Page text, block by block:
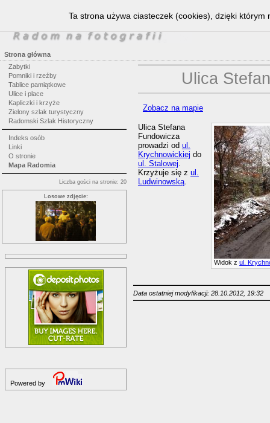
Strona główna
Zabytki
Pomniki i rzeźby
Tablice pamiątkowe
Ulice i place
Kapliczki i krzyże
Zielony szlak turystyczny
Radomski Szlak Historyczny
Indeks osób
Linki
O stronie
Mapa Radomia
Liczba gości na stronie: 20
Losowe zdjęcie:
Powered by
Ulica
Zobacz na mapie
Widok zul.
Ulica Stefana
Fundowicza
prowadzi od ul.
Krychnowickiej do
ul. Stalowej.
Krzyżuje się z ul.
Ludwinowską.
Data ostatniej modyfikacji: 28.10.2012, 19:32
Ta strona używa ciasteczek (cookies), dzięki którym